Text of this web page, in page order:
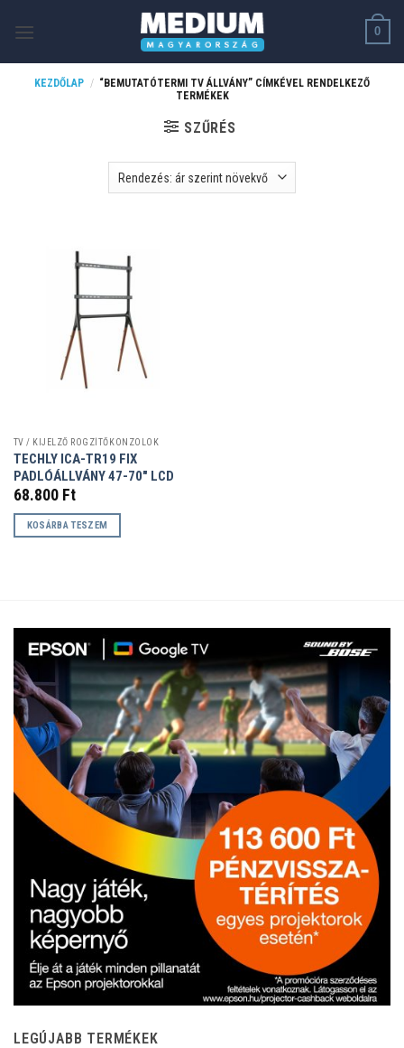
0
KEZDŐLAP / “BEMUTATÓTERMI TV ÁLLVÁNY” CÍMKÉVEL RENDELKEZŐ
TERMÉKEK
SZŰRÉS
TV / KIJELZŐ RÖGZÍTŐKONZOLOK
TECHLY ICA-TR19 FIX
PADLÓÁLLVÁNY 47-70″ LCD
68.800 Ft
KOSÁRBA TESZEM
LEGÚJABB TERMÉKEK